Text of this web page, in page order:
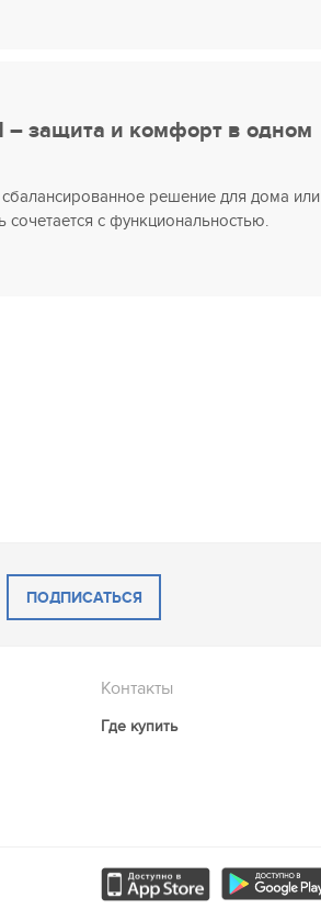
– защита и комфорт в одном
сбалансированное решение для дома или
сочетается с функциональностью.
ПОДПИСАТЬСЯ
Контакты
Где купить